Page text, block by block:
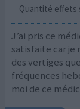
Quantité effets
J’ai pris ce
satisfaite car je
des vertiges
fréquences
moi de ce